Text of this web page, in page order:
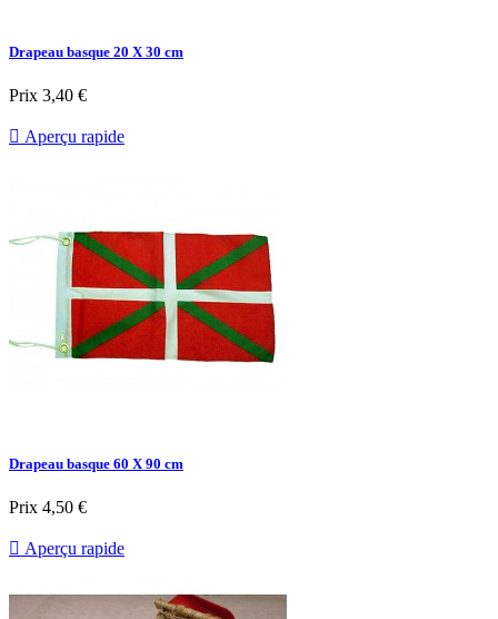
Drapeau basque 20 X 30 cm
Prix 3,40 €
 Aperçu rapide
Drapeau basque 60 X 90 cm
Prix 4,50 €
 Aperçu rapide